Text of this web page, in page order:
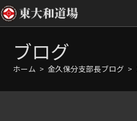
ツ
ブログ
ホーム > 金久保分支部長ブログ >